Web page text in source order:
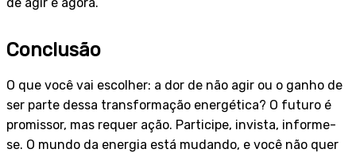
Conclusão
O que você vai escolher: a dor de não agir ou o ganho de
ser parte dessa transformação energética? O futuro é
promissor, mas requer ação. Participe, invista, informe-
se. O mundo da energia está mudando, e você não quer